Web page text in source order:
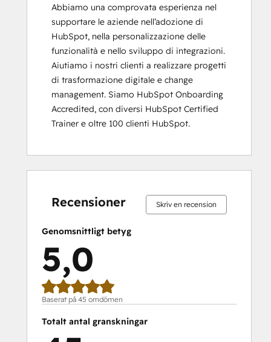
Sales Enablement
Salesforce Integration Certification
SEO
SEO II
Service Hub Software
Social Media Marketing Certification
Course
Social Media Marketing Certification II
Abbiamo una comprovata esperienza nel
supportare le aziende nell’adozione di
HubSpot, nella personalizzazione delle
funzionalità e nello sviluppo di integrazioni.
Aiutiamo i nostri clienti a realizzare progetti
di trasformazione digitale e change
management. Siamo HubSpot Onboarding
Accredited, con diversi HubSpot Certified
Trainer e oltre 100 clienti HubSpot.
Recensioner Skriv en recension
Genomsnittligt betyg
5,0
Baserat på 45 omdömen
Totalt antal granskningar